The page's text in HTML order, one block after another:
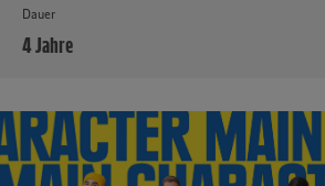
Dauer
4 Jahre